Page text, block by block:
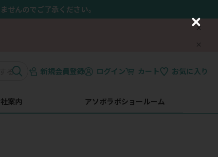
せんのでご了承ください。
新規会員登録 ログイン カート お気に入り
案内 アソボラボショールーム
C
o